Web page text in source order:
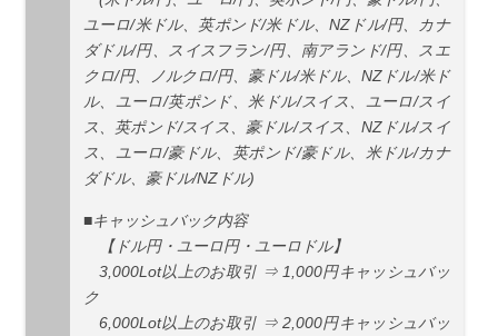
ユーロ/米ドル、英ポンド/米ドル、NZドル/円、カナ
ダドル/円、スイスフラン/円、南アランド/円、スエ
クロ/円、ノルクロ/円、豪ドル/米ドル、NZドル/米ド
ル、ユーロ/英ポンド、米ドル/スイス、ユーロ/スイ
ス、英ポンド/スイス、豪ドル/スイス、NZドル/スイ
ス、ユーロ/豪ドル、英ポンド/豪ドル、米ドル/カナ
ダドル、豪ドル/NZドル)
■キャッシュバック内容
【ドル円・ユーロ円・ユーロドル】
3,000Lot以上のお取引 ⇒ 1,000円キャッシュバッ
ク
6,000Lot以上のお取引 ⇒ 2,000円キャッシュバッ